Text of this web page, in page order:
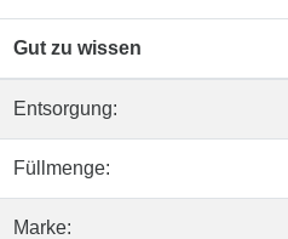
Gut zu wissen
Entsorgung:
Füllmenge:
Marke: